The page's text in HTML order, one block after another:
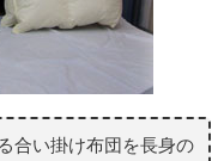
合い掛け布団を長身の